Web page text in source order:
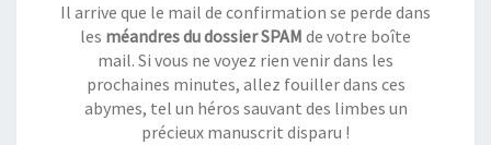
Il arrive que le mail de confirmation se perde dans
les méandres du dossier SPAM de votre boîte
mail. Si vous ne voyez rien venir dans les
prochaines minutes, allez fouiller dans ces
abymes, tel un héros sauvant des limbes un
précieux manuscrit disparu !